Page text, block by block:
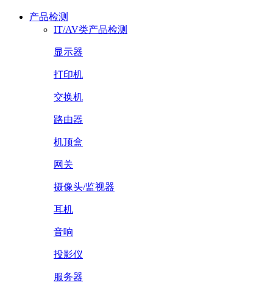
产品检测
IT/AV类产品检测
显示器
打印机
交换机
路由器
机顶盒
网关
摄像头/监视器
耳机
音响
投影仪
服务器